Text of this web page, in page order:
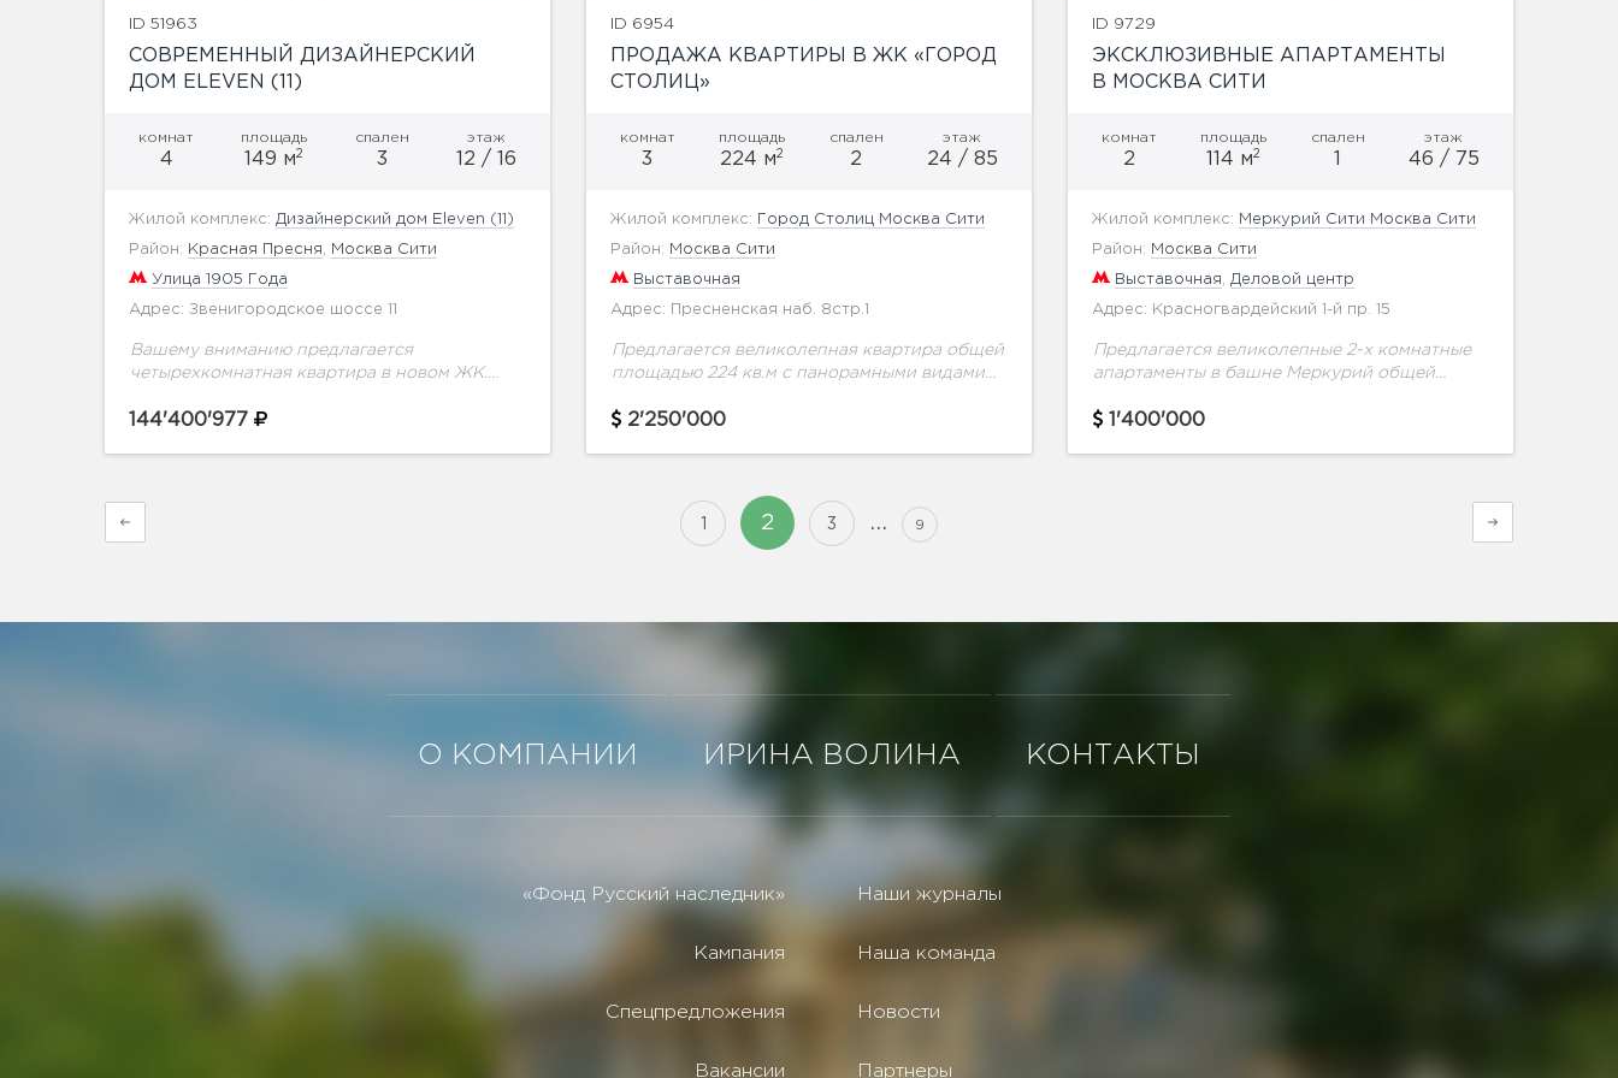
ID 51963
СОВРЕМЕННЫЙ ДИЗАЙНЕРСКИЙ
ДОМ ELEVEN (11)
комнат
4
площадь
149 м2
спален
3
этаж
12 / 16
Жилой комплекс: Дизайнерский дом Eleven (11)
Район: Красная Пресня Москва Сити
Улица 1905 Года
Адрес: Звенигородское шоссе 11
Вашему вниманию предлагается
четырехкомнатная квартира в новом ЖК.
дом премиум-класса, призванный создать
144'400'977
ID 6954
ПРОДАЖА КВАРТИРЫ В ЖК «ГОРОД
СТОЛИЦ»
комнат
3
площадь
224 м2
спален
2
этаж
24 / 85
Жилой комплекс: Город Столиц Москва Сити
Район: Москва Сити
Выставочная
Адрес: Пресненская наб. 8стр.1
Предлагается великолепная квартира общей
площадью 224 кв.м c панорамными видами
меблирована. Планировка квартиры: кухня-
2'250'000
ID 9729
ЭКСКЛЮЗИВНЫЕ АПАРТАМЕНТЫ
В МОСКВА СИТИ
комнат
2
площадь
114 м2
спален
1
этаж
46 / 75
Жилой комплекс: Меркурий Сити Москва Сити
Район: Москва Сити
Выставочная Деловой центр
Адрес: Красногвардейский 1-й пр. 15
Предлагается великолепные 2-х комнатные
апартаменты в башне Меркурий общей
на восток. Открывается уникальные виды на
1'400'000
2 3 … 9
О КОМПАНИИ ИРИНА ВОЛИНА КОНТАКТЫ
«Фонд Русский наследник»
Кампания
Спецпредложения
Вакансии
Наши журналы
Наша команда
Новости
Партнеры